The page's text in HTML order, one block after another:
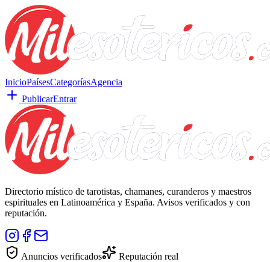
InicioPaísesCategoríasAgencia
PublicarEntrar
Directorio místico de tarotistas, chamanes, curanderos y maestros
espirituales en Latinoamérica y España. Avisos verificados y con
reputación.
Anuncios verificados Reputación real